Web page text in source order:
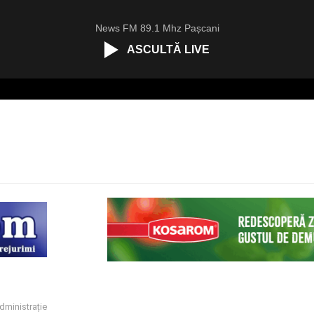
News FM 89.1 Mhz Pașcani
ASCULTĂ LIVE